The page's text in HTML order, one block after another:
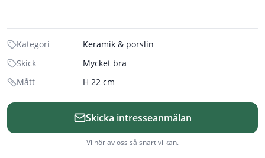
Kategori
Keramik & porslin
Skick
Mycket bra
Mått
H 22 cm
Skicka intresseanmälan
Vi hör av oss så snart vi kan.